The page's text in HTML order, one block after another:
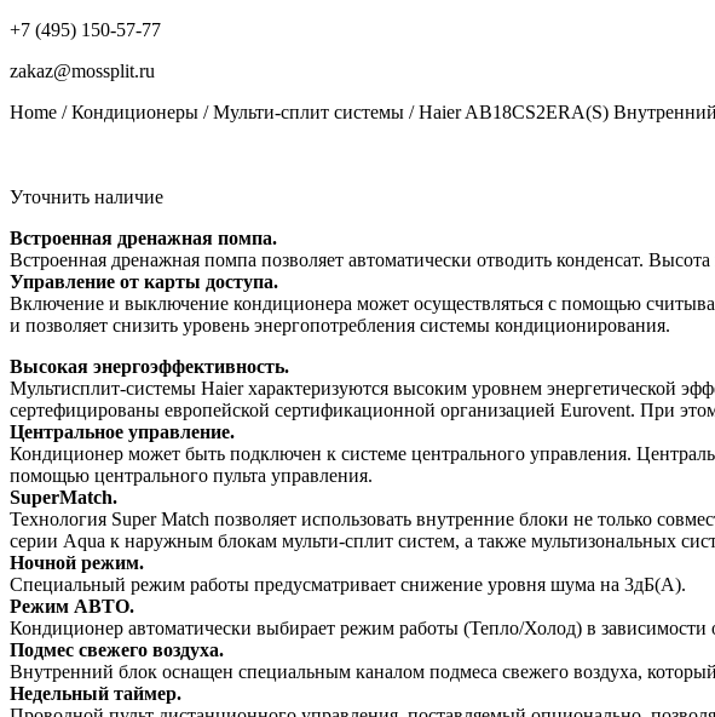
+7 (495) 150-57-77
zakaz@mossplit.ru
Home /Кондиционеры /Мульти-сплит системы / Haier AB18CS2ERA(S)
Уточнить наличие
Встроенная дренажная помпа.
Встроенная дренажная помпа позволяет автоматически отводить конденсат.
Управление от карты доступа.
Включение и выключение кондиционера может осуществляться с помощью
и позволяет снизить уровень энергопотребления системы кондиционирования.
Высокая энергоэффективность.
Мультисплит-системы Haier характеризуются высоким уровнем энергетической
сертефицированы европейской сертификационной организацией Eurovent. При
Центральное управление.
Кондиционер может быть подключен к системе центрального управления.
помощью центрального пульта управления.
SuperMatch.
Технология Super Match позволяет использовать внутренние блоки не только
серии Aqua к наружным блокам мульти-сплит систем, а также мультизональных
Ночной режим.
Специальный режим работы предусматривает снижение уровня шума на 3дБ(А).
Режим АВТО.
Кондиционер автоматически выбирает режим работы (Тепло/Холод) в
Подмес свежего воздуха.
Внутренний блок оснащен специальным каналом подмеса свежего воздуха,
Недельный таймер.